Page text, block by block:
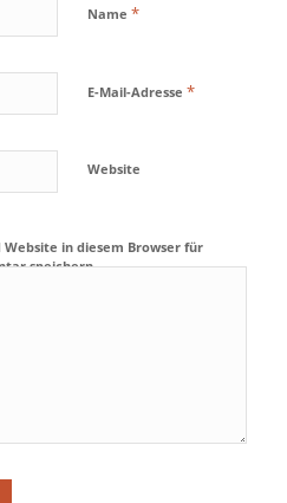
Name *
E-Mail-Adresse *
Website
Website in diesem Browser für
speichern.